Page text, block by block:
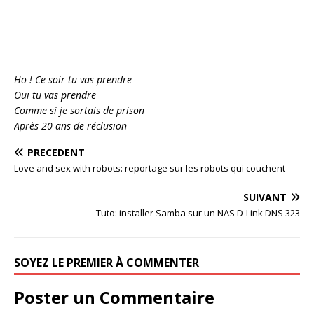
Ho ! Ce soir tu vas prendre
Oui tu vas prendre
Comme si je sortais de prison
Après 20 ans de réclusion
PRÉCÉDENT
Love and sex with robots: reportage sur les robots qui couchent
SUIVANT
Tuto: installer Samba sur un NAS D-Link DNS 323
SOYEZ LE PREMIER À COMMENTER
Poster un Commentaire